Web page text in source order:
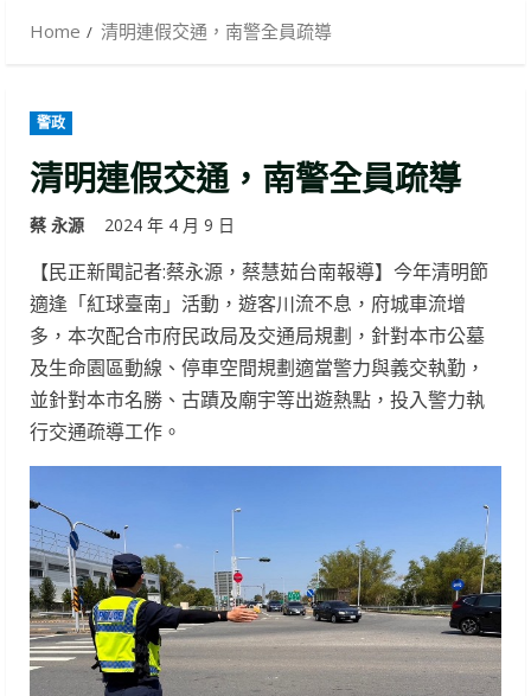
Home 清明連假交通，南警全員疏導
警政
清明連假交通，南警全員疏導
蔡 永源 2024 年 4 月 9 日
【民正新聞記者:蔡永源，蔡慧茹台南報導】今年清明節
適逢「紅球臺南」活動，遊客川流不息，府城車流增
多，本次配合市府民政局及交通局規劃，針對本市公墓
及生命園區動線、停車空間規劃適當警力與義交執勤，
並針對本市名勝、古蹟及廟宇等出遊熱點，投入警力執
行交通疏導工作。